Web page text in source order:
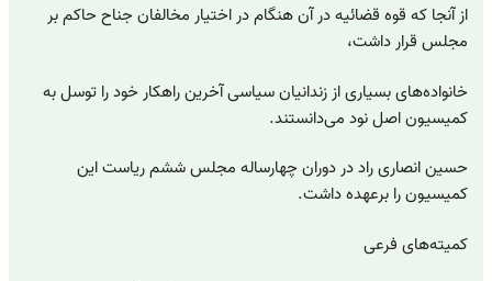
از آنجا که قوه قضائیه در آن هنگام در اختیار مخالفان جناح حاکم بر
مجلس قرار داشت،
خانواده‌های بسیاری از زندانیان سیاسی آخرین راهکار خود را توسل به
کمیسیون اصل نود می‌دانستند.
حسین انصاری راد در دوران چهارساله مجلس ششم ریاست این
کمیسیون را برعهده داشت.
کمیته‌های فرعی